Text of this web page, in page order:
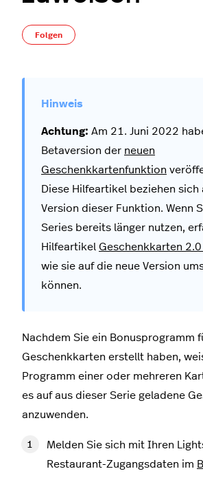
Folgen
Achtung: Am 21. Juni 2022
Betaversion der neuen
Geschenkkartenfunktion
Diese Hilfeartikel beziehen sich
Version dieser Funktion. Wenn
Series bereits länger nutzen,
Hilfeartikel Geschenkkarten
wie sie auf die neue Version
können.
Nachdem Sie ein Bonusprogramm
Geschenkkarten erstellt haben,
Programm einer oder mehreren
es auf aus dieser Serie geladene
anzuwenden.
Melden Sie sich mit Ihren
Restaurant-Zugangsdaten im